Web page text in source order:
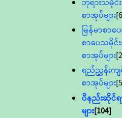
ဘုရားသမိုင်
စာအုပ်များ
မြန်မာစာပေ
စာပေသမိုင်
စာအုပ်များ
ရည်ညွှန်းကျ
စာအုပ်များ
ဝိနည်းဆိုင်
များ[104]